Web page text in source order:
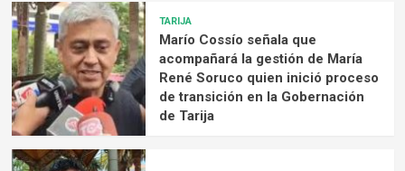
TARIJA
Marío Cossío señala que
acompañará la gestión de María
René Soruco quien inició proceso
de transición en la Gobernación
de Tarija